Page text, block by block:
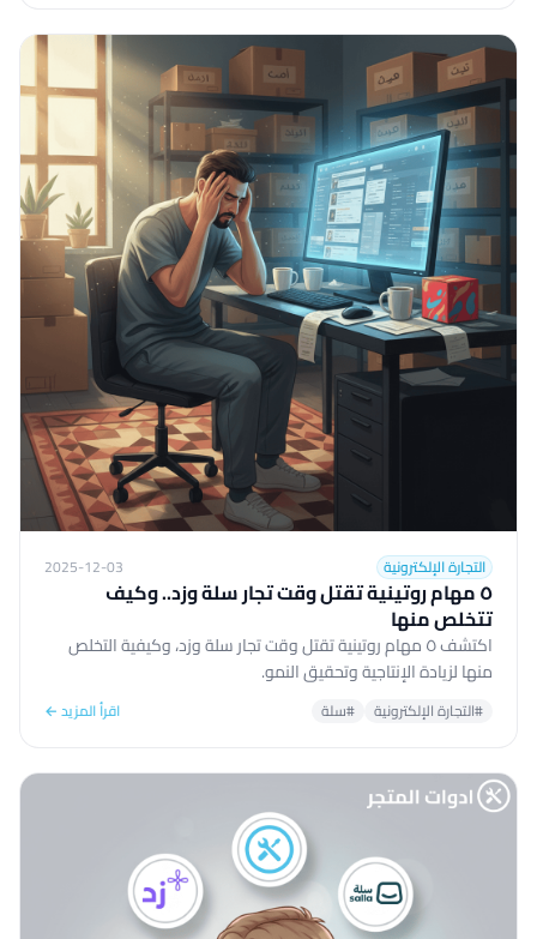
التجارة الإلكترونية 2025-12-03
٥ مهام روتينية تقتل وقت تجار سلة وزد.. وكيف
تتخلص منها
اكتشف ٥ مهام روتينية تقتل وقت تجار سلة وزد، وكيفية التخلص
منها لزيادة الإنتاجية وتحقيق النمو.
#التجارة الإلكترونية #سلة اقرأ المزيد ←